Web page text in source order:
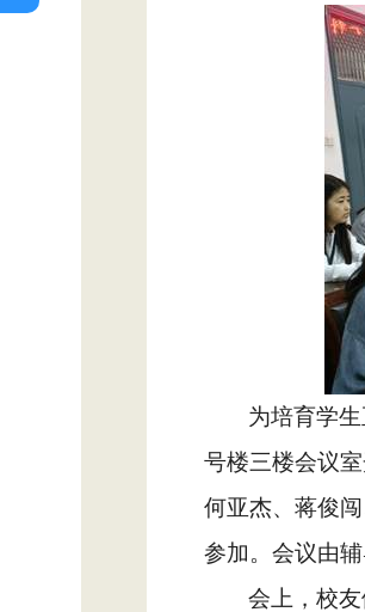
为培育学
号楼三楼会议
何亚杰、蒋俊
参加。会议由
会上，校